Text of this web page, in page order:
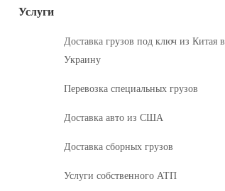
Услуги
Доставка грузов под ключ из Китая в
Украину
Перевозка специальных грузов
Доставка авто из США
Доставка сборных грузов
Услуги собственного АТП